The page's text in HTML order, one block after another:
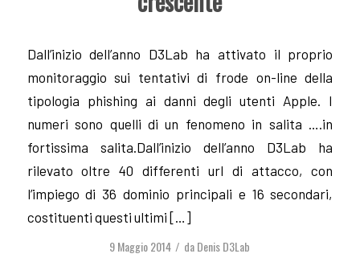
Dall’inizio dell’anno D3Lab ha attivato il proprio
monitoraggio sui tentativi di frode on-line della
tipologia phishing ai danni degli utenti Apple. I
numeri sono quelli di un fenomeno in salita ….in
fortissima salita.Dall’inizio dell’anno D3Lab ha
rilevato oltre 40 differenti url di attacco, con
l’impiego di 36 dominio principali e 16 secondari,
costituenti questi ultimi […]
9 Maggio 2014 / daDenis D3Lab